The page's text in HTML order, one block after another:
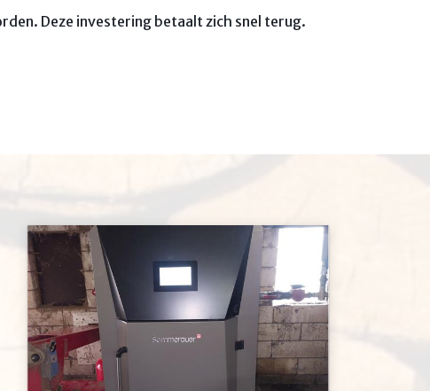
Deze investering betaalt zich snel terug.